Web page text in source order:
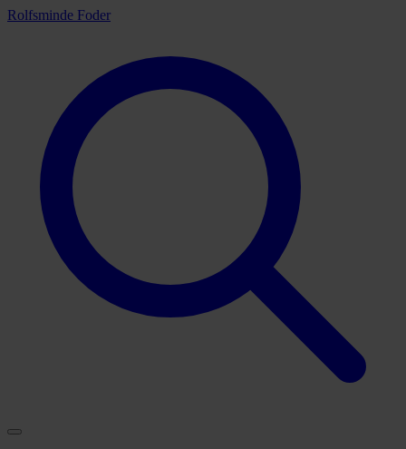
Rolfsminde Foder